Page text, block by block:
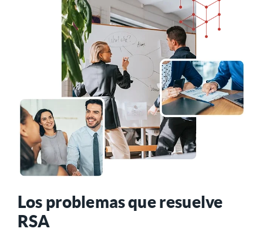
Los problemas que resuelve
RSA